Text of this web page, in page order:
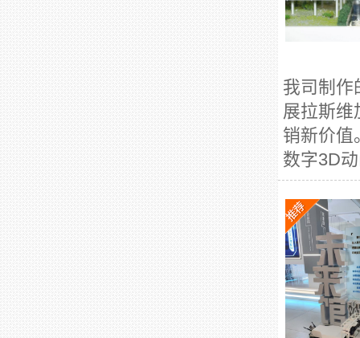
我司制作
展拉斯维
销新价值
数字3D